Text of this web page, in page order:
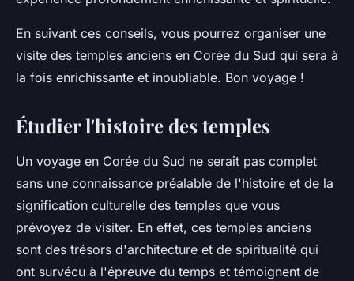
En suivant ces conseils, vous pourrez organiser une
visite des temples anciens en Corée du Sud qui sera à
la fois enrichissante et inoubliable. Bon voyage !
Étudier l'histoire des temples
Un voyage en Corée du Sud ne serait pas complet
sans une connaissance préalable de l'histoire et de la
signification culturelle des temples que vous
prévoyez de visiter. En effet, ces temples anciens
sont des trésors d'architecture et de spiritualité qui
ont survécu à l'épreuve du temps et témoignent de